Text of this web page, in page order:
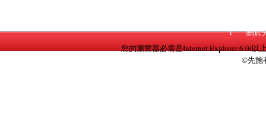
i
關於
您的瀏覽器必需是Internet Explorer 6.0(以
©先施